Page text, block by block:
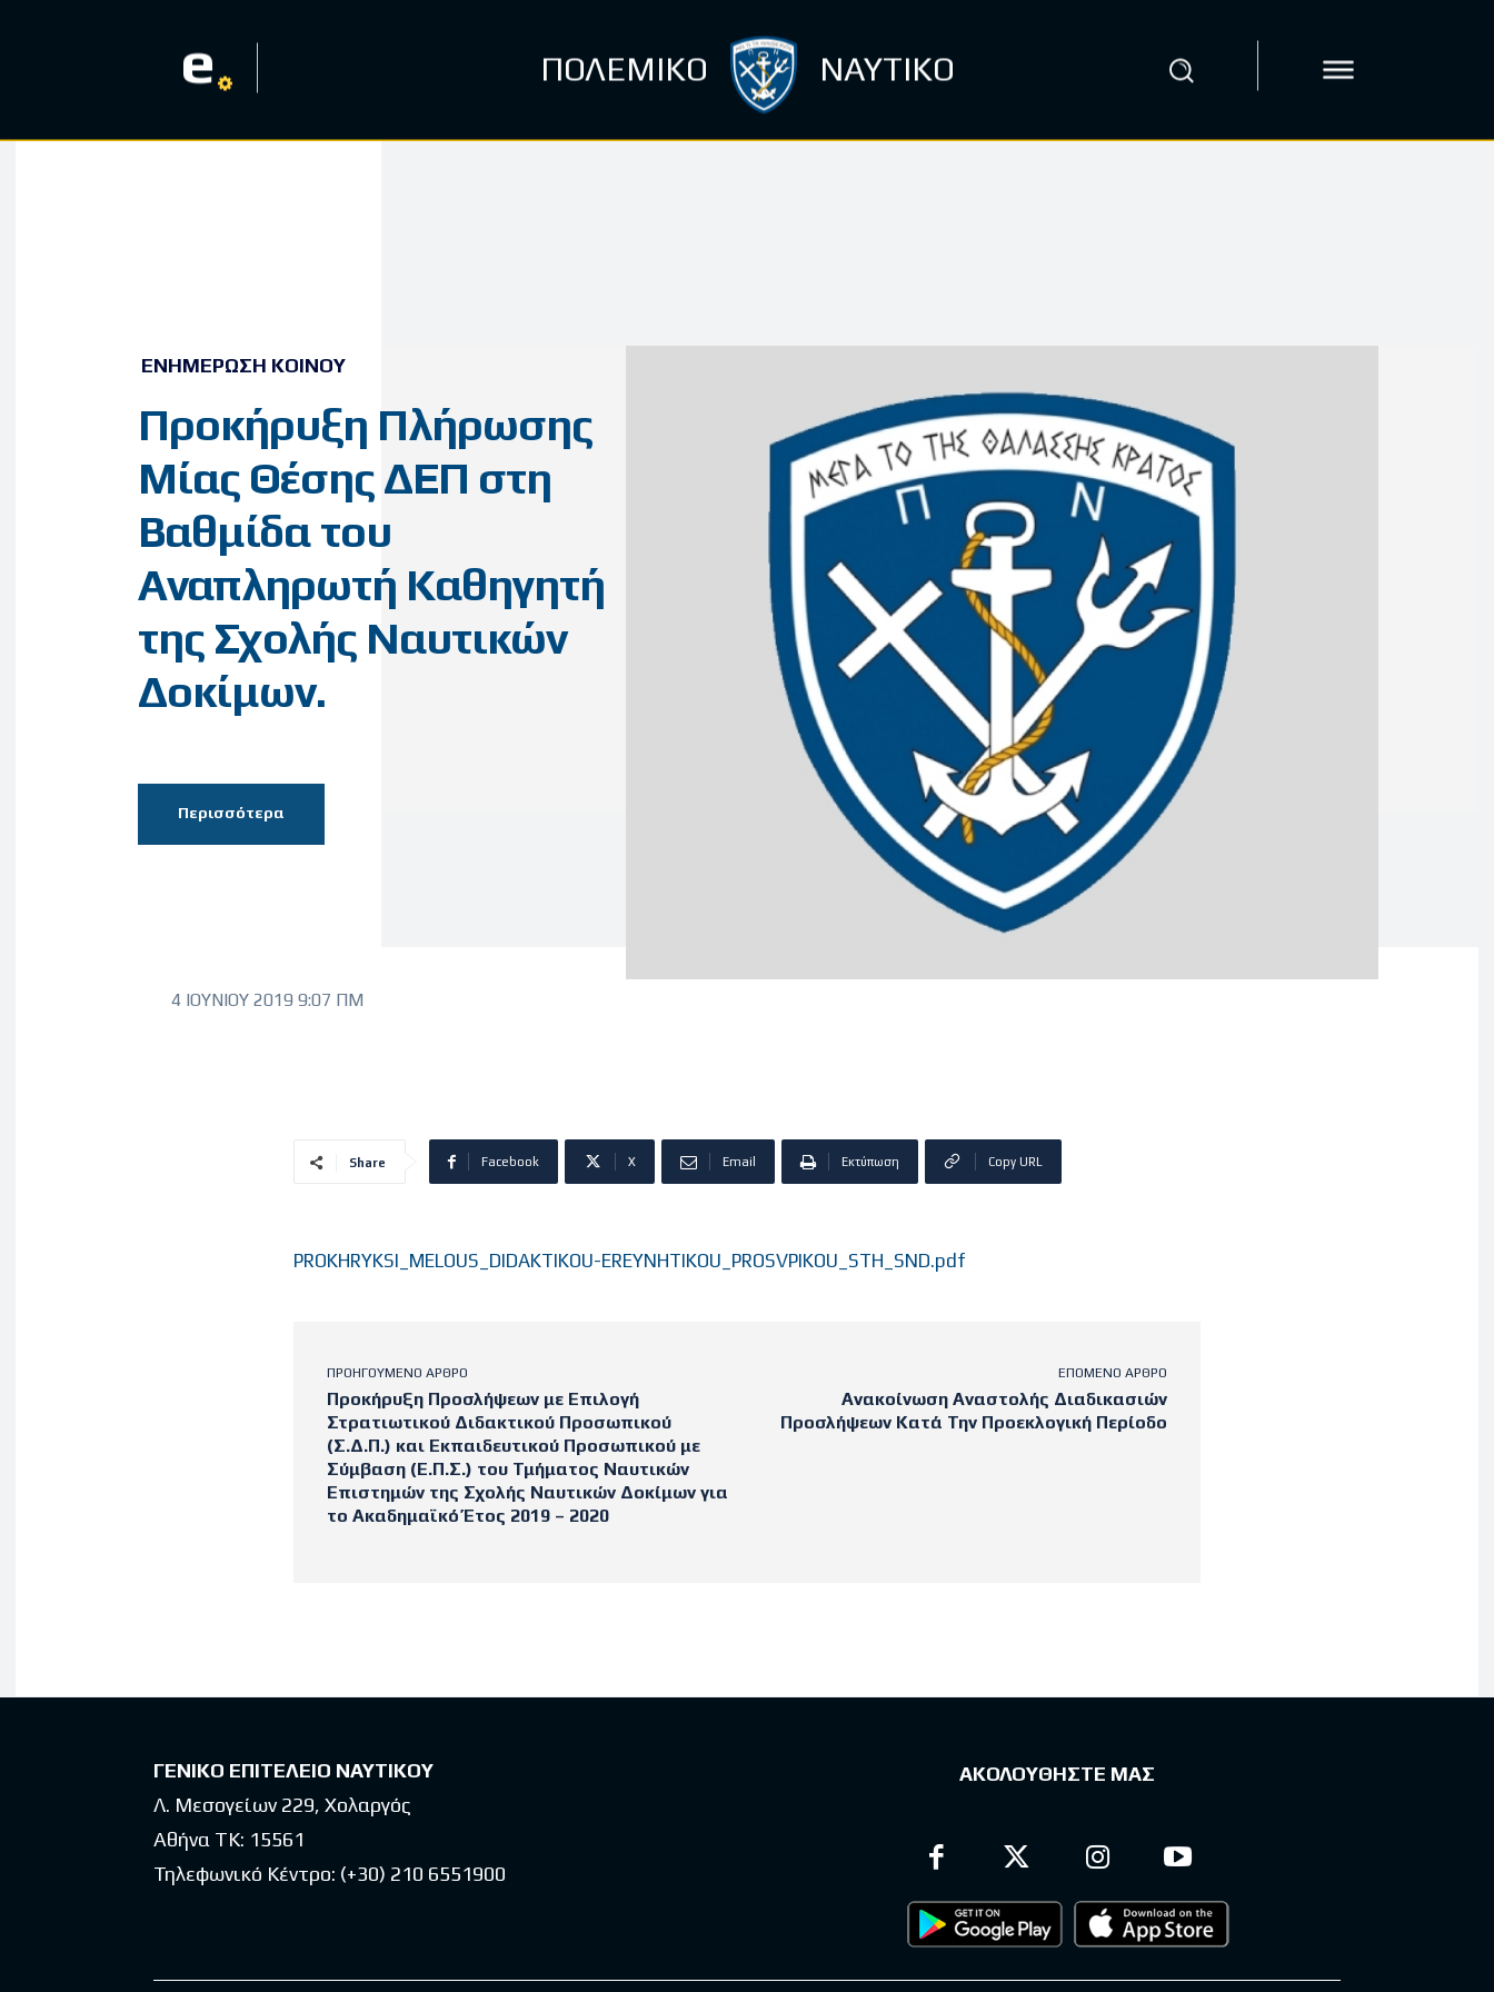
e ΠΟΛΕΜΙΚΟ ΝΑΥΤΙΚΟ
ΕΝΗΜΈΡΩΣΗ ΚΟΙΝΟΎ
Προκήρυξη Πλήρωσης
Μίας Θέσης ΔΕΠ στη
Βαθμίδα του
Αναπληρωτή Καθηγητή
της Σχολής Ναυτικών
Δοκίμων.
Περισσότερα
4 ΙΟΥΝΊΟΥ 2019 9:07 ΠΜ
Share Facebook X Email Εκτύπωση Copy URL
PROKHRYKSI_MELOUS_DIDAKTIKOU-EREYNHTIKOU_PROSVPIKOU_STH_SND.pdf
ΠΡΟΗΓΟΎΜΕΝΟ ΆΡΘΡΟ
Προκήρυξη Προσλήψεων με Επιλογή
Στρατιωτικού Διδακτικού Προσωπικού
(Σ.Δ.Π.) και Εκπαιδευτικού Προσωπικού με
Σύμβαση (Ε.Π.Σ.) του Τμήματος Ναυτικών
Επιστημών της Σχολής Ναυτικών Δοκίμων για
το Ακαδημαϊκό Έτος 2019 – 2020
ΕΠΌΜΕΝΟ ΆΡΘΡΟ
Ανακοίνωση Αναστολής Διαδικασιών
Προσλήψεων Κατά Την Προεκλογική Περίοδο
ΓΕΝΙΚΟ ΕΠΙΤΕΛΕΙΟ ΝΑΥΤΙΚΟΥ
Λ. Μεσογείων 229, Χολαργός
Αθήνα ΤΚ: 15561
Τηλεφωνικό Κέντρο: (+30) 210 6551900
ΑΚΟΛΟΥΘΗΣΤΕ ΜΑΣ